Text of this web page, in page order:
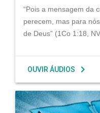
“Pois a mensagem da
perecem, mas para
de Deus” (1Co 1:18,
OUVIR ÁUDIOS chevron_right